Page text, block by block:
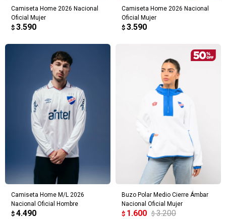
Camiseta Home 2026 Nacional
Oficial Mujer
$ 3.590
Camiseta Home 2026 Nacional
Oficial Mujer
$ 3.590
Camiseta Home M/L 2026
Nacional Oficial Hombre
$ 4.490
Buzo Polar Medio Cierre Ámbar
Nacional Oficial Mujer
$ 1.600 $ 3.200